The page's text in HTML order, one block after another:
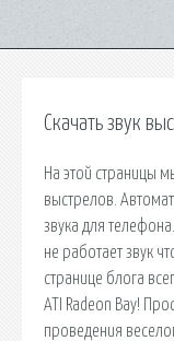
Скачать звук
На этой страницы
выстрелов.
звука для
не работает звук
странице блога
ATI Radeon Вау!
проведения